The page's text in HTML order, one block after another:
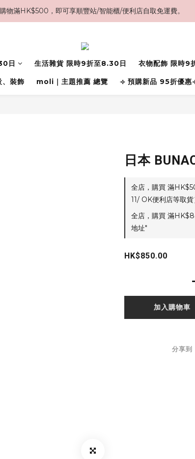
物滿HK$500，即可享順豐站/智能櫃/便利店自取免運費。
日 生活雜貨 限時9折至8.30日 衣物配飾 限時9
、裝飾 moli｜主題推薦 總覽 ⟢ 預購新品 95折優惠
日本
全店，購買 滿
11/ OK便利店等取貨
全店，購買 滿
地址"
HK$850.00
加入購物車
分享到